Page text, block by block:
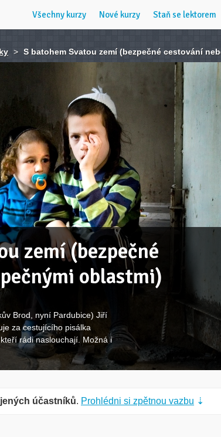
Všechny kurzy Nové kurzy Staň se lektorem
> S batohem Svatou zemí (bezpečné cestování
zemí (bezpečné
oblastmi)
Brod, nyní Pardubice) Jiří
za cestujícího pisálka
rádi naslouchají. Možná i
účastníků. Prohlédni si zpětnou vazbu ⇣